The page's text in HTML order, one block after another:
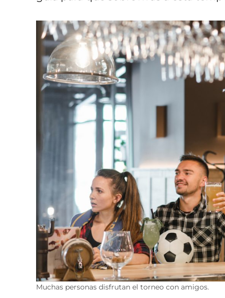
Muchas personas disfrutan el torneo con amigos.